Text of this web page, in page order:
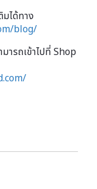
ได้ทาง
blog/
ารถเข้าไปที่ Shop